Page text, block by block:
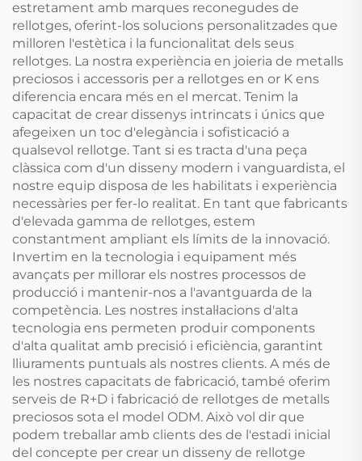
estretament amb marques reconegudes de
rellotges, oferint-los solucions personalitzades que
milloren l'estètica i la funcionalitat dels seus
rellotges. La nostra experiència en joieria de metalls
preciosos i accessoris per a rellotges en or K ens
diferencia encara més en el mercat. Tenim la
capacitat de crear dissenys intrincats i únics que
afegeixen un toc d'elegància i sofisticació a
qualsevol rellotge. Tant si es tracta d'una peça
clàssica com d'un disseny modern i vanguardista, el
nostre equip disposa de les habilitats i experiència
necessàries per fer-lo realitat. En tant que fabricants
d'elevada gamma de rellotges, estem
constantment ampliant els límits de la innovació.
Invertim en la tecnologia i equipament més
avançats per millorar els nostres processos de
producció i mantenir-nos a l'avantguarda de la
competència. Les nostres instal·lacions d'alta
tecnologia ens permeten produir components
d'alta qualitat amb precisió i eficiència, garantint
lliuraments puntuals als nostres clients. A més de
les nostres capacitats de fabricació, també oferim
serveis de R+D i fabricació de rellotges de metalls
preciosos sota el model ODM. Això vol dir que
podem treballar amb clients des de l'estadi inicial
del concepte per crear un disseny de rellotge